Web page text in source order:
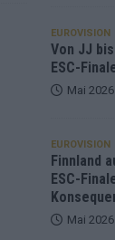
EUROVISION
Von JJ
ESC-
Mai 2026
EUROVISION
Finnland
ESC-
Mai 2026